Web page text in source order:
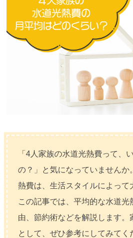
「4人家族の水道光熱費って、
の？」と気になっていませんか
熱費は、生活スタイルによって
この記事では、平均的な水道光
由、節約術などを解説します。
として、ぜひ参考にしてみてく